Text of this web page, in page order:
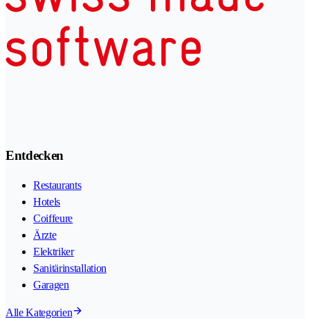
Entdecken
Restaurants
Hotels
Coiffeure
Ärzte
Elektriker
Sanitärinstallation
Garagen
Alle Kategorien